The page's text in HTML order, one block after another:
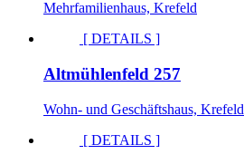
Mehrfamilienhaus, Krefeld
[ DETAILS ]
Altmühlenfeld 257
Wohn- und Geschäftshaus, Krefeld
[ DETAILS ]